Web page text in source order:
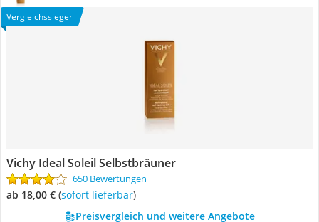
Vergleichssieger
Vichy ‎Ideal Soleil Selbstbräuner
650 Bewertungen
ab 18,00 € ( Sofort lieferbar)
Preisvergleich und weitere Angebote